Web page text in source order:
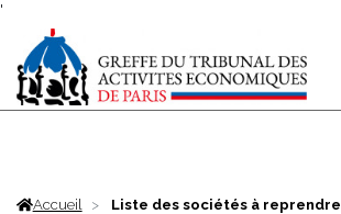
'
Accueil Liste des sociétés à reprendre